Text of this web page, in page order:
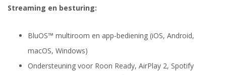
Streaming en besturing:
BluOS™ multiroom en app-bediening (iOS, Android,
macOS, Windows)
Ondersteuning voor Roon Ready, AirPlay 2, Spotify